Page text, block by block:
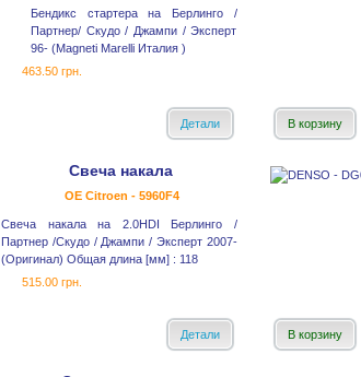
Бендикс стартера на Берлинго /
Партнер/ Скудо / Джампи / Эксперт
96- (Magneti Marelli Италия )
463.50 грн.
Детали В корзину
Свеча накала
OE Citroen - 5960F4
Свеча накала на 2.0HDI Берлинго /
Партнер /Скудо / Джампи / Эксперт 2007-
(Оригинал) Общая длина [мм] : 118
515.00 грн.
Детали В корзину